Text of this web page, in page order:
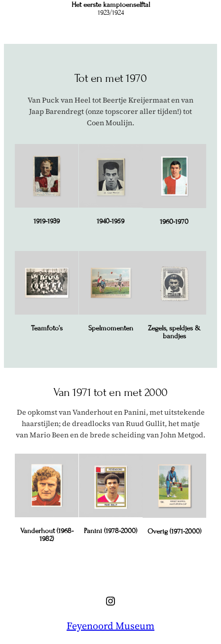
Het eerste kampioenselftal
1923/1924
Tot en met 1970
Van Puck van Heel tot Beertje Kreijermaat en van
Jaap Barendregt (onze topscorer aller tijden!) tot
Coen Moulijn.
1919-1939 1940-1959 1960-1970
Teamfoto’s Spelmomenten
Zegels, speldjes &
bandjes
Van 1971 tot en met 2000
De opkomst van Vanderhout en Panini, met uitstekende
haarstijlen; de dreadlocks van Ruud Gullit, het matje
van Mario Been en de brede scheiding van John Metgod.
Vanderhout (1968-
1982)
Panini (1978-2000) Overig (1971-2000)
Instagram
Feyenoord Museum